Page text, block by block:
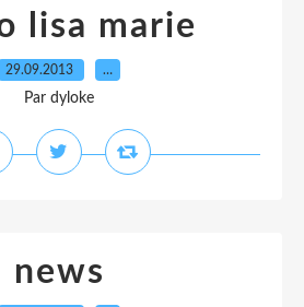
lisa marie
29.09.2013 …
Par dyloke
news